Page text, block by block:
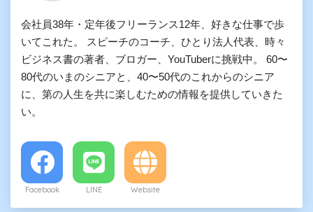
会社員38年・定年後フリーランス12年、好きな仕事で歩
いてこれた。 スピーチのコーチ、ひとり法人代表、時々
ビジネス書の著者、ブロガー、YouTuberに挑戦中。 60〜
80代のいまのシニアと、40〜50代のこれからのシニア
に、第の人生を共に楽しむための情報を提供していきた
い。
Facebook LINE Website